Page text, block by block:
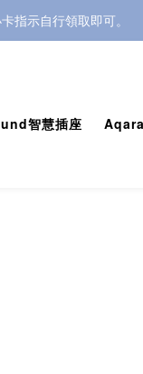
指示自行領取即可。
指示自行領取即可。
智慧插座